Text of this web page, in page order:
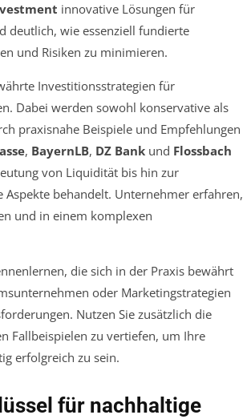
innovative Lösungen für
deutlich, wie essenziell fundierte
und Risiken zu minimieren.
Investitionsstrategien für
Dabei werden sowohl konservative als
praxisnahe Beispiele und Empfehlungen
, BayernLB, DZ Bank und Flossbach
von Liquidität bis hin zur
behandelt. Unternehmer erfahren,
und in einem komplexen
die sich in der Praxis bewährt
oder Marketingstrategien
Nutzen Sie zusätzlich die
Fallbeispielen zu vertiefen, um Ihre
erfolgreich zu sein.
für nachhaltige